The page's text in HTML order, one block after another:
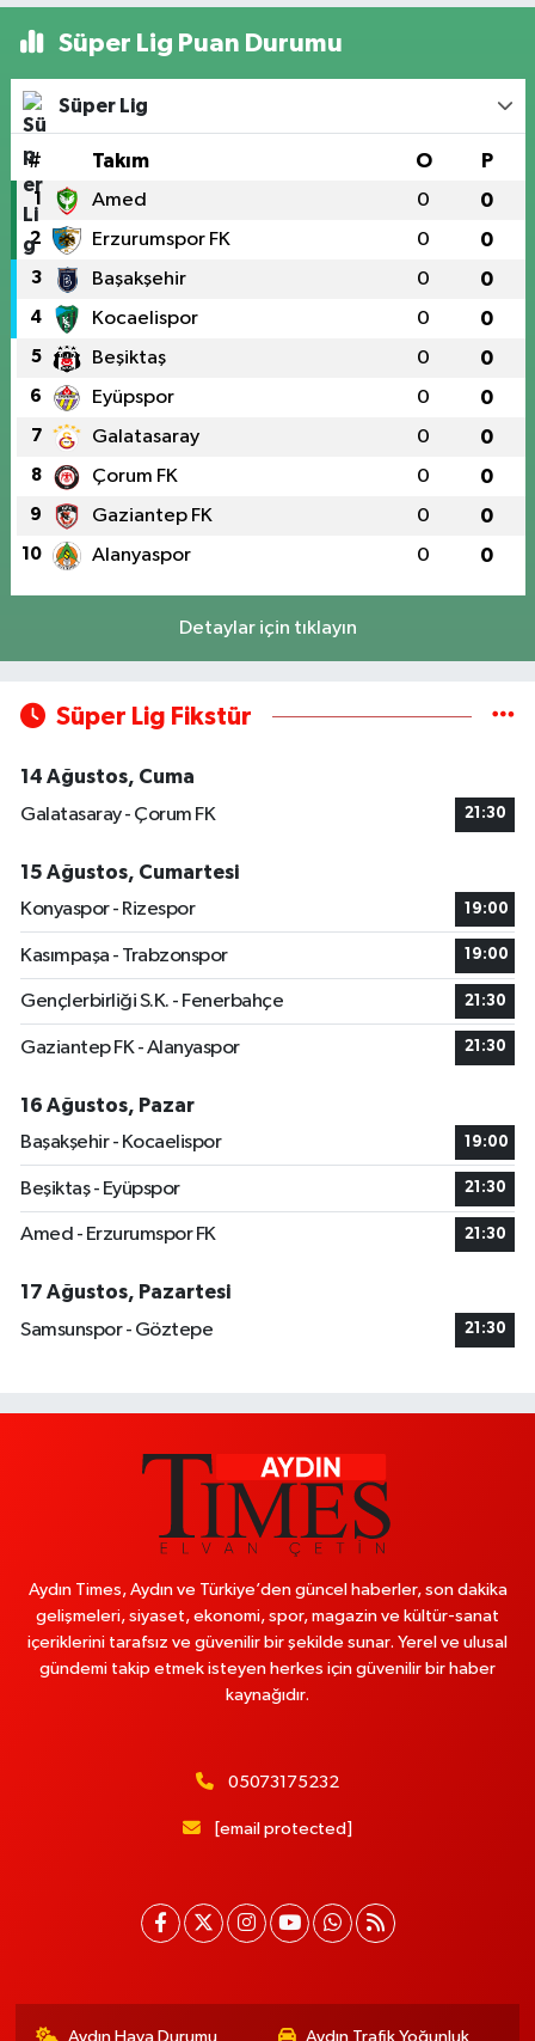
Süper Lig Puan Durumu
Süper Lig
# Takım O P
1 Amed 0 0
2 Erzurumspor FK 0 0
3 Başakşehir 0 0
4 Kocaelispor 0 0
5 Beşiktaş 0 0
6 Eyüpspor 0 0
7 Galatasaray 0 0
8 Çorum FK 0 0
9 Gaziantep FK 0 0
10 Alanyaspor 0 0
Detaylar için tıklayın
Süper Lig Fikstür
14 Ağustos, Cuma
Galatasaray - Çorum FK
21:30
15 Ağustos, Cumartesi
Konyaspor - Rizespor
19:00
Kasımpaşa - Trabzonspor 19:00
Gençlerbirliği S.K. - Fenerbahçe 21:30
Gaziantep FK - Alanyaspor 21:30
16 Ağustos, Pazar
Başakşehir - Kocaelispor
19:00
Beşiktaş - Eyüpspor 21:30
Amed - Erzurumspor FK 21:30
17 Ağustos, Pazartesi
Samsunspor - Göztepe
21:30
Aydın Times, Aydın ve Türkiye’den güncel haberler, son dakika
gelişmeleri, siyaset, ekonomi, spor, magazin ve kültür-sanat
içeriklerini tarafsız ve güvenilir bir şekilde sunar. Yerel ve ulusal
gündemi takip etmek isteyen herkes için güvenilir bir haber
kaynağıdır.
05073175232
[email protected]
Aydın Hava Durumu Aydın Trafik Yoğunluk